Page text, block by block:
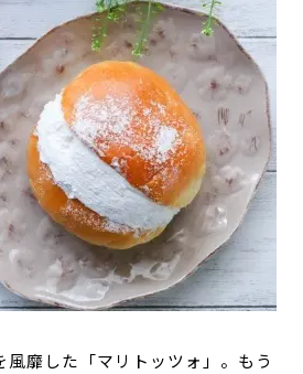
靡した「マリトッツォ」。もう